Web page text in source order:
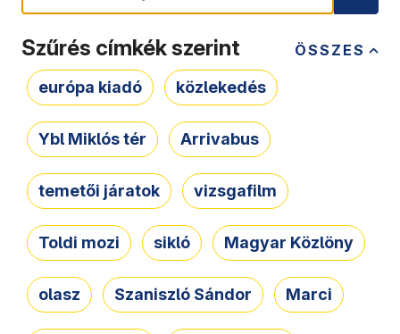
ÖSSZES
Szűrés címkék szerint
európa kiadó közlekedés
Ybl Miklós tér Arrivabus
temetői járatok vizsgafilm
Toldi mozi sikló Magyar Közlöny
olasz Szaniszló Sándor Marci